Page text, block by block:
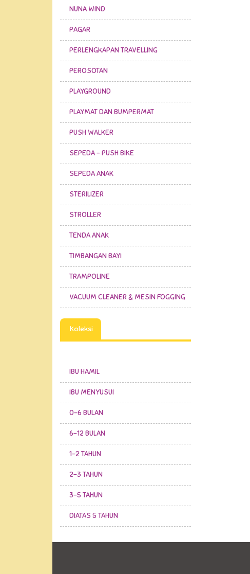
NUNA WIND
PAGAR
PERLENGKAPAN TRAVELLING
PEROSOTAN
PLAYGROUND
PLAYMAT DAN BUMPERMAT
PUSH WALKER
SEPEDA - PUSH BIKE
SEPEDA ANAK
STERILIZER
STROLLER
TENDA ANAK
TIMBANGAN BAYI
TRAMPOLINE
VACUUM CLEANER & MESIN FOGGING
Koleksi
IBU HAMIL
IBU MENYUSUI
0-6 BULAN
6-12 BULAN
1-2 TAHUN
2-3 TAHUN
3-5 TAHUN
DIATAS 5 TAHUN